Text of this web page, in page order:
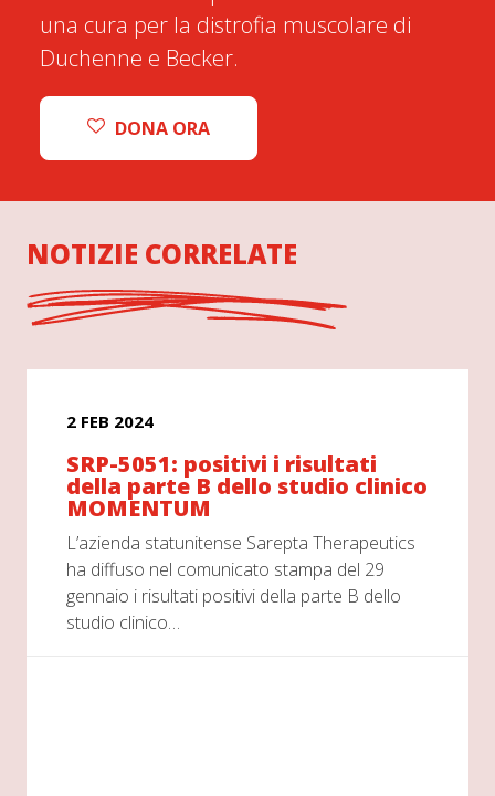
una cura per la distrofia muscolare di
Duchenne e Becker.
DONA ORA
NOTIZIE CORRELATE
2 FEB 2024
SRP-5051: positivi i risultati
della parte B dello studio clinico
MOMENTUM
L’azienda statunitense Sarepta Therapeutics
ha diffuso nel comunicato stampa del 29
gennaio i risultati positivi della parte B dello
studio clinico…